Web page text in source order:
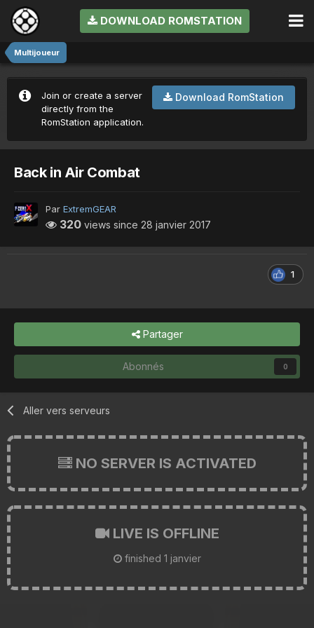
DOWNLOAD ROMSTATION
Multijoueur
Download RomStation
Join or create a server
directly from the
RomStation application.
Back in Air Combat
Par ExtremGEAR
320 views since 28 janvier 2017
1
Partager
Abonnés 0
Aller vers serveurs
NO SERVER IS ACTIVATED
LIVE IS OFFLINE
finished 1 janvier